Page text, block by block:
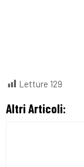
Letture 129
Altri Articoli: